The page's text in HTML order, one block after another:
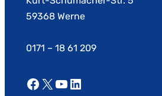
59368 Werne
0171 – 18 61 209
Facebook X YouTube LinkedIn